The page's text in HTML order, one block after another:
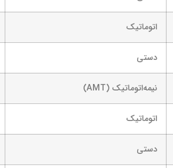
اتوماتیک
دستی
نیمه‌اتوماتیک (AMT)
اتوماتیک
دستی